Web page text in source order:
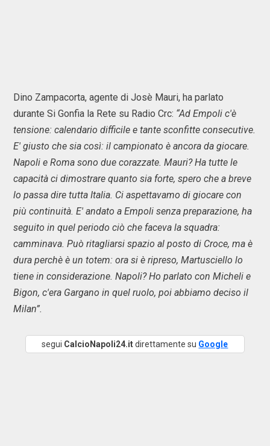
Dino Zampacorta, agente di Josè Mauri, ha parlato
durante Si Gonfia la Rete su Radio Crc: “Ad Empoli c'è
tensione: calendario difficile e tante sconfitte consecutive.
E' giusto che sia così: il campionato è ancora da giocare.
Napoli e Roma sono due corazzate. Mauri? Ha tutte le
capacità ci dimostrare quanto sia forte, spero che a breve
lo passa dire tutta Italia. Ci aspettavamo di giocare con
più continuità. E' andato a Empoli senza preparazione, ha
seguito in quel periodo ciò che faceva la squadra:
camminava. Può ritagliarsi spazio al posto di Croce, ma è
dura perchè è un totem: ora si è ripreso, Martusciello lo
tiene in considerazione. Napoli? Ho parlato con Micheli e
Bigon, c'era Gargano in quel ruolo, poi abbiamo deciso il
Milan”.
segui CalcioNapoli24.itdirettamente su Google